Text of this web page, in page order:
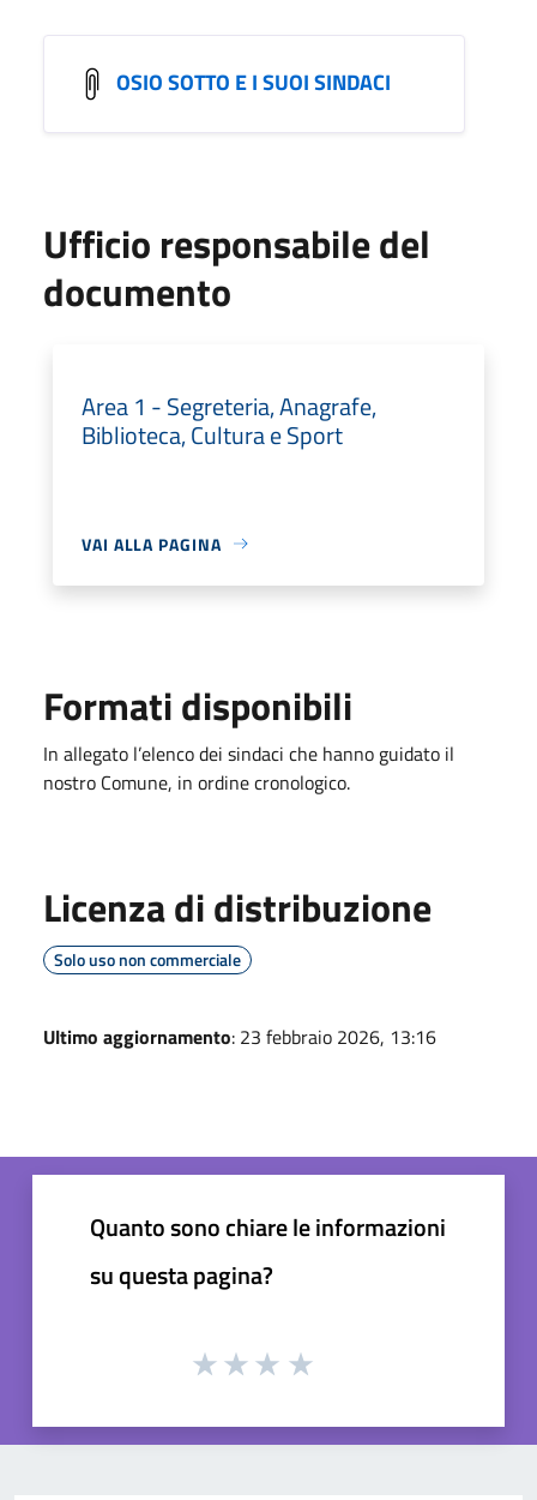
OSIO SOTTO E I SUOI SINDACI
Ufficio responsabile del
documento
Area 1 - Segreteria, Anagrafe,
Biblioteca, Cultura e Sport
VAI ALLA PAGINA
Formati disponibili
In allegato l’elenco dei sindaci che hanno guidato il
nostro Comune, in ordine cronologico.
Licenza di distribuzione
Solo uso non commerciale
Ultimo aggiornamento: 23 febbraio 2026, 13:16
Quanto sono chiare le informazioni
su questa pagina?